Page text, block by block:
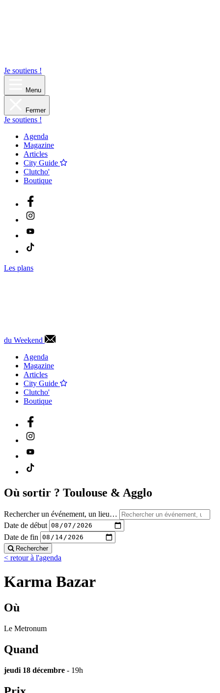
Je soutiens !
Menu
Fermer
Je soutiens !
Agenda
Magazine
Articles
City Guide
Clutcho'
Boutique
Les plans
du Weekend
Agenda
Magazine
Articles
City Guide
Clutcho'
Boutique
Où sortir ? Toulouse & Agglo
Rechercher un événement, un lieu…
Date de début
Date de fin
Rechercher
< retour à l'agenda
Karma Bazar
Où
Le Metronum
Quand
jeudi 18 décembre - 19h